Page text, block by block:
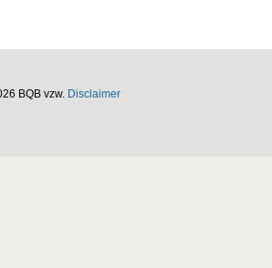
BQB vzw. Disclaimer